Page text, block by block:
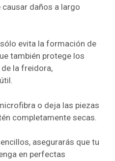
daños a largo
evita la formación de
también protege los
la freidora,
o deja las piezas
completamente secas.
asegurarás que tu
en perfectas